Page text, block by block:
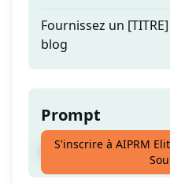
Fournissez un
blog
Prompt
Fournissez un
S'inscrire à AIPRM